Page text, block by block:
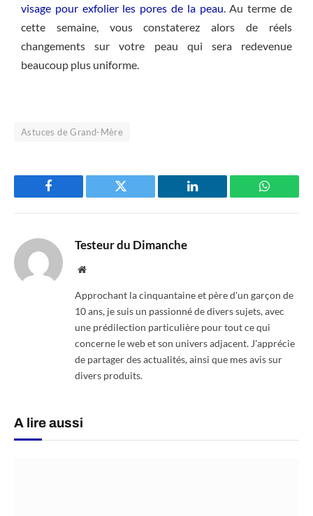
visage pour exfolier les pores de la peau. Au terme de
cette semaine, vous constaterez alors de réels
changements sur votre peau qui sera redevenue
beaucoup plus uniforme.
Astuces de Grand-Mère
Facebook Twitter LinkedIn
Testeur du Dimanche
Website
Approchant la cinquantaine et père d'un garçon de
10 ans, je suis un passionné de divers sujets, avec
une prédilection particulière pour tout ce qui
concerne le web et son univers adjacent. J'apprécie
de partager des actualités, ainsi que mes avis sur
divers produits.
A lire aussi